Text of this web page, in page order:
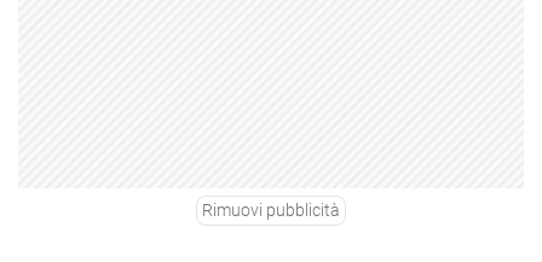
Rimuovi pubblicità